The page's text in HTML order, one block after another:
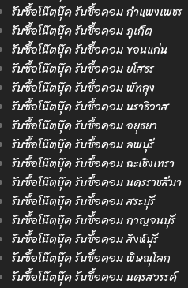
รับซื้อโน๊ตบุ๊ค รับซื้อคอม กำแพงเพชร
รับซื้อโน๊ตบุ๊ค รับซื้อคอม ภูเก็ต
รับซื้อโน๊ตบุ๊ค รับซื้อคอม ขอนแก่น
รับซื้อโน๊ตบุ๊ค รับซื้อคอม ยโสธร
รับซื้อโน๊ตบุ๊ค รับซื้อคอม พัทลุง
รับซื้อโน๊ตบุ๊ค รับซื้อคอม นราธิวาส
รับซื้อโน๊ตบุ๊ค รับซื้อคอม อยุธยา
รับซื้อโน๊ตบุ๊ค รับซื้อคอม ลพบุรี
รับซื้อโน๊ตบุ๊ค รับซื้อคอม ฉะเชิงเทรา
รับซื้อโน๊ตบุ๊ค รับซื้อคอม นครราชสีมา
รับซื้อโน๊ตบุ๊ค รับซื้อคอม สระบุรี
รับซื้อโน๊ตบุ๊ค รับซื้อคอม กาญจนบุรี
รับซื้อโน๊ตบุ๊ค รับซื้อคอม สิงห์บุรี
รับซื้อโน๊ตบุ๊ค รับซื้อคอม พิษณุโลก
รับซื้อโน๊ตบุ๊ค รับซื้อคอม นครสวรรค์